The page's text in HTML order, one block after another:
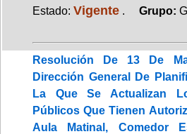
Estado: Vigente . Grupo:
Resolución De 13 De
Dirección General De
La Que Se Actualizan
Públicos Que Tienen
Aula Matinal, Comedor